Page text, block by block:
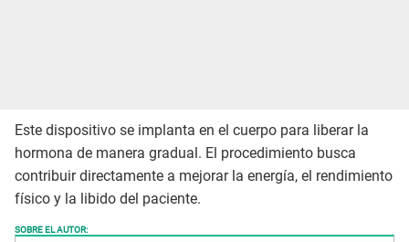
Este dispositivo se implanta en el cuerpo para liberar la
hormona de manera gradual. El procedimiento busca
contribuir directamente a mejorar la energía, el rendimiento
físico y la libido del paciente.
SOBRE EL AUTOR: